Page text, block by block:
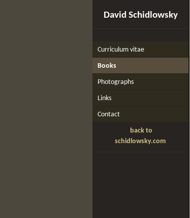
David Schidlowsky
Curriculum vitae
Books
Photographs
Links
Contact
back to
schidlowsky.com